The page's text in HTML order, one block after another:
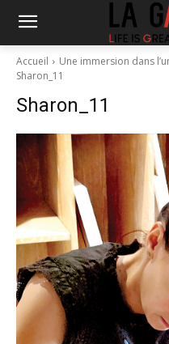
Accueil
Une immersion dans
Sharon_11
Sharon_11